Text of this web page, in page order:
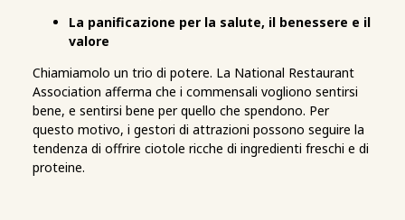
La panificazione per la salute, il benessere e il
valore
Chiamiamolo un trio di potere. La National Restaurant
Association afferma che i commensali vogliono sentirsi
bene, e sentirsi bene per quello che spendono. Per
questo motivo, i gestori di attrazioni possono seguire la
tendenza di offrire ciotole ricche di ingredienti freschi e di
proteine.